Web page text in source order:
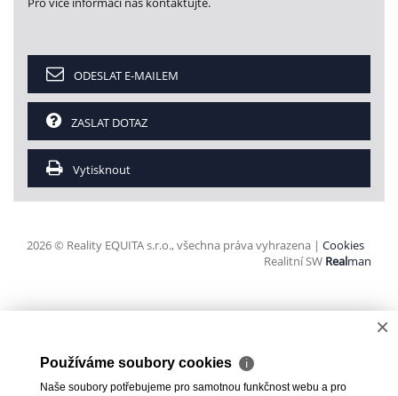
ODESLAT E-MAILEM
ZASLAT DOTAZ
Vytisknout
2026 © Reality EQUITA s.r.o., všechna práva vyhrazena | Cookies
Realitní SW Realman
×
Používáme soubory cookies ℹ
Naše soubory potřebujeme pro samotnou funkčnost webu a pro